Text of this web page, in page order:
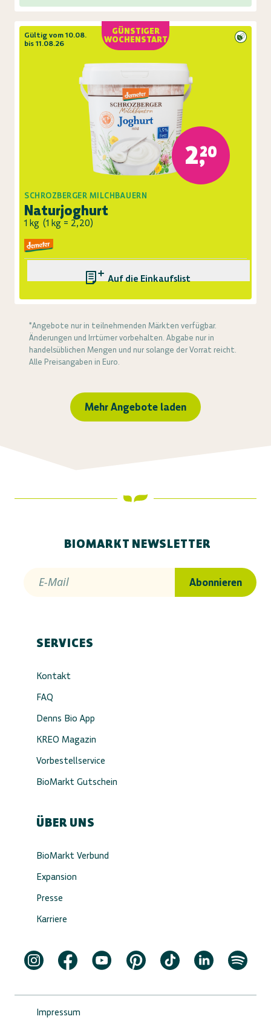
GÜNSTIGER
WOCHENSTART
Gültig vom 10.08.
bis 11.08.26
2,20
SCHROZBERGER MILCHBAUERN
Naturjoghurt
1 kg (1 kg = 2,20)
Auf die Einkaufsliste
*Angebote nur in teilnehmenden Märkten verfügbar.
Änderungen und Irrtümer vorbehalten. Abgabe nur in
handelsüblichen Mengen und nur solange der Vorrat reicht.
Alle Preisangaben in Euro.
Mehr Angebote laden
BIOMARKT NEWSLETTER
E-Mail Abonnieren
SERVICES
Kontakt
FAQ
Denns Bio App
KREO Magazin
Vorbestellservice
BioMarkt Gutschein
ÜBER UNS
BioMarkt Verbund
Expansion
Presse
Karriere
Impressum